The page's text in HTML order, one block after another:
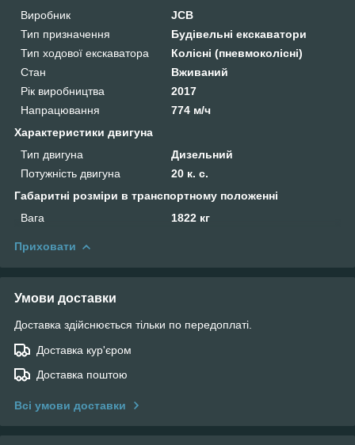
Виробник
JCB
Тип призначення
Будівельні екскаватори
Тип ходової екскаватора
Колісні (пневмоколісні)
Стан
Вживаний
Рік виробництва
2017
Напрацювання
774 м/ч
Характеристики двигуна
Тип двигуна
Дизельний
Потужність двигуна
20 к. с.
Габаритні розміри в транспортному положенні
Вага
1822 кг
Приховати
Умови доставки
Доставка здійснюється тільки по передоплаті.
Доставка кур'єром
Доставка поштою
Всі умови доставки